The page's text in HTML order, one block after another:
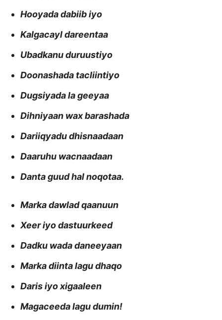
Hooyada dabiib iyo
Kalgacayl dareentaa
Ubadkanu duruustiyo
Doonashada tacliintiyo
Dugsiyada la geeyaa
Dihniyaan wax barashada
Dariiqyadu dhisnaadaan
Daaruhu wacnaadaan
Danta guud hal noqotaa.
Marka dawlad qaanuun
Xeer iyo dastuurkeed
Dadku wada daneeyaan
Marka diinta lagu dhaqo
Daris iyo xigaaleen
Magaceeda lagu dumin!